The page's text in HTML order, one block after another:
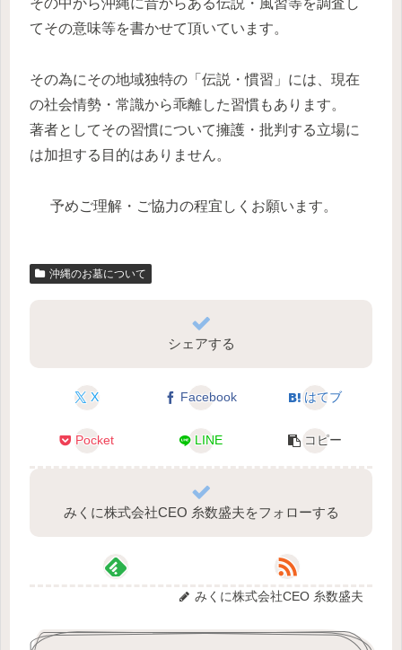
その中から沖縄に昔からある伝説・風習等を調査し
てその意味等を書かせて頂いています。
その為にその地域独特の「伝説・慣習」には、現在
の社会情勢・常識から乖離した習慣もあります。
著者としてその習慣について擁護・批判する立場に
は加担する目的はありません。
予めご理解・ご協力の程宜しくお願います。
沖縄のお墓について
シェアする
X Facebook はてブ
Pocket LINE コピー
みくに株式会社CEO 糸数盛夫をフォローする
みくに株式会社CEO 糸数盛夫